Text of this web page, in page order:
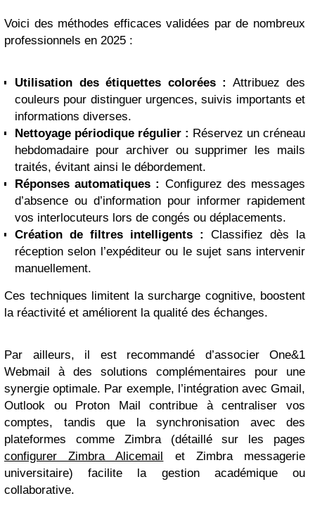
Voici des méthodes efficaces validées par de nombreux
professionnels en 2025 :
Utilisation des étiquettes colorées : Attribuez des
couleurs pour distinguer urgences, suivis importants et
informations diverses.
Nettoyage périodique régulier : Réservez un créneau
hebdomadaire pour archiver ou supprimer les mails
traités, évitant ainsi le débordement.
Réponses automatiques : Configurez des messages
d’absence ou d’information pour informer rapidement
vos interlocuteurs lors de congés ou déplacements.
Création de filtres intelligents :
Classifiez dès la
réception selon l’expéditeur ou le sujet sans intervenir
manuellement.
Ces techniques limitent la surcharge cognitive, boostent
la réactivité et améliorent la qualité des échanges.
Par ailleurs, il est recommandé d’associer One&1
Webmail à des solutions complémentaires pour une
synergie optimale. Par exemple, l’intégration avec Gmail,
Outlook ou Proton Mail contribue à centraliser vos
comptes, tandis que la synchronisation avec des
plateformes comme Zimbra (détaillé sur les pages
configurer Zimbra Alicemail et Zimbra messagerie
universitaire) facilite la gestion académique ou
collaborative.